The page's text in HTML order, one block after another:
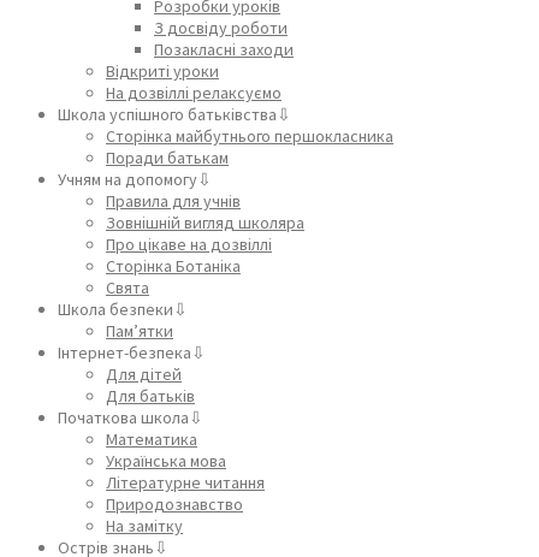
Розробки уроків
З досвіду роботи
Позакласні заходи
Відкриті уроки
На дозвіллі релаксуємо
Школа успішного батьківства⇩
Сторінка майбутнього першокласника
Поради батькам
Учням на допомогу⇩
Правила для учнів
Зовнішній вигляд школяра
Про цікаве на дозвіллі
Сторінка Ботаніка
Свята
Школа безпеки⇩
Пам’ятки
Інтернет-безпека⇩
Для дітей
Для батьків
Початкова школа⇩
Математика
Українська мова
Літературне читання
Природознавство
На замітку
Острів знань⇩